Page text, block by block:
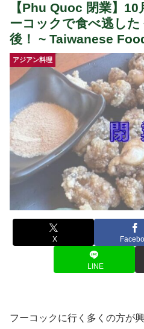
【Phu Quoc 閉業】
ーコックで食べ逃し
後！ ~ Taiwanese
アジアン料理
X
LINE
フーコックに行く多くの方が